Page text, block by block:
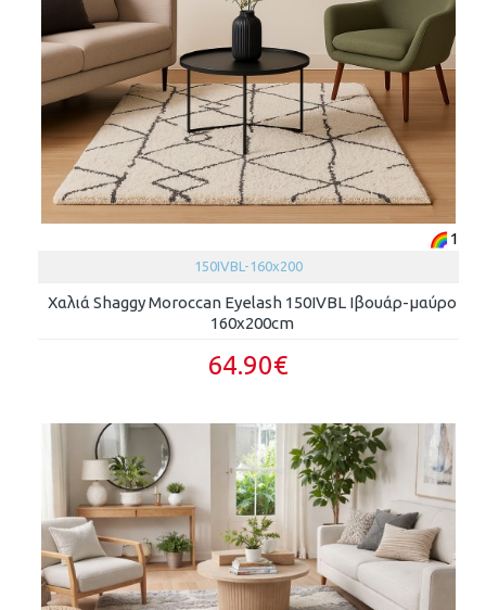
1
150IVBL-160x200
Χαλιά Shaggy Moroccan Eyelash 150IVBL Ιβουάρ-μαύρο
160x200cm
64.90€